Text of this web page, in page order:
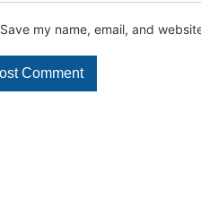
Save my name, email, and